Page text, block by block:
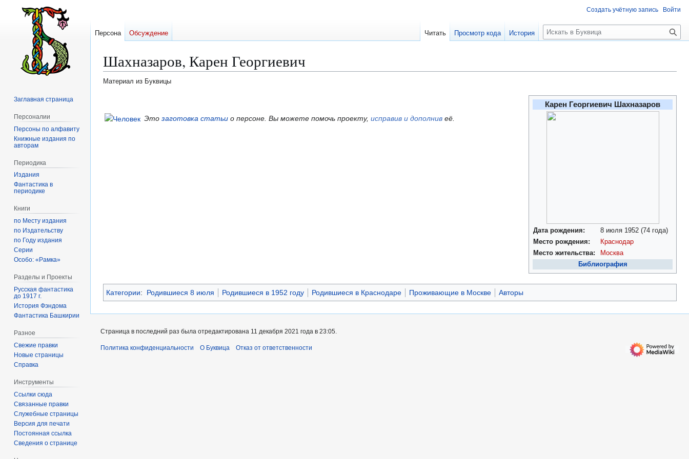
Шахназаров, Карен Георгиевич
Материал из Буквицы
к
навигации
к
поиску
Карен Георгиевич Шахназаров
Дата рождения: 8 июля 1952 (74 года)
Место рождения:
Краснодар
Место жительства:
Москва
Библиография
Это заготовка статьи о персоне. Вы можете помочь проекту, исправив и дополнив её.
Категории: Родившиеся 8 июля Родившиеся в 1952 году Родившиеся в Краснодаре Проживающие в Москве Авторы
Создать учётную запись Войти
Персона Обсуждение Читать Просмотр кода История
П
о
к
Заглавная страница
Персоналии
Персоны по алфавиту
Книжные издания по
авторам
Периодика
Издания
Фантастика в
периодике
Книги
по Месту издания
по Издательству
по Году издания
Серии
Особо: «Рамка»
Разделы и Проекты
Русская фантастика
до 1917 г.
История Фэндома
Фантастика Башкирии
Разное
Свежие правки
Новые страницы
Справка
Инструменты
Ссылки сюда
Связанные правки
Служебные страницы
Версия для печати
Постоянная ссылка
Сведения о странице
Страница в последний раз была отредактирована 11 декабря 2021 года в 23:05.
Политика конфиденциальности О Буквица Отказ от ответственности